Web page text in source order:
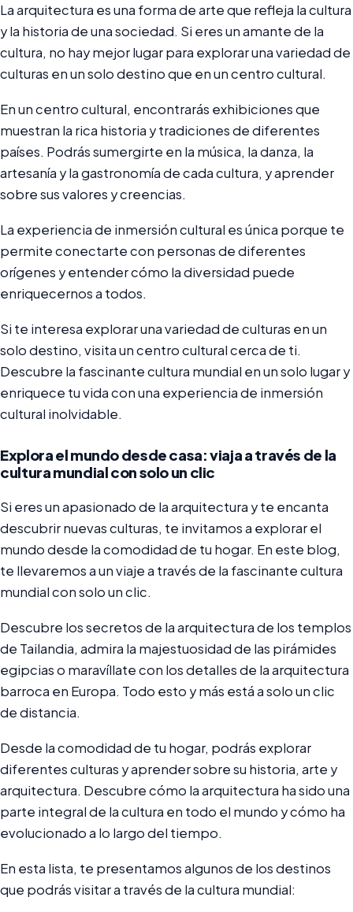
La arquitectura es una forma de arte que refleja la cultura
y la historia de una sociedad. Si eres un amante de la
cultura, no hay mejor lugar para explorar una variedad de
culturas en un solo destino que en un centro cultural.
En un centro cultural, encontrarás exhibiciones que
muestran la rica historia y tradiciones de diferentes
países. Podrás sumergirte en la música, la danza, la
artesanía y la gastronomía de cada cultura, y aprender
sobre sus valores y creencias.
La experiencia de inmersión cultural es única porque te
permite conectarte con personas de diferentes
orígenes y entender cómo la diversidad puede
enriquecernos a todos.
Si te interesa explorar una variedad de culturas en un
solo destino, visita un centro cultural cerca de ti.
Descubre la fascinante cultura mundial en un solo lugar y
enriquece tu vida con una experiencia de inmersión
cultural inolvidable.
Explora el mundo desde casa: viaja a través de la
cultura mundial con solo un clic
Si eres un apasionado de la arquitectura y te encanta
descubrir nuevas culturas, te invitamos a explorar el
mundo desde la comodidad de tu hogar. En este blog,
te llevaremos a un viaje a través de la fascinante cultura
mundial con solo un clic.
Descubre los secretos de la arquitectura de los templos
de Tailandia, admira la majestuosidad de las pirámides
egipcias o maravíllate con los detalles de la arquitectura
barroca en Europa. Todo esto y más está a solo un clic
de distancia.
Desde la comodidad de tu hogar, podrás explorar
diferentes culturas y aprender sobre su historia, arte y
arquitectura. Descubre cómo la arquitectura ha sido una
parte integral de la cultura en todo el mundo y cómo ha
evolucionado a lo largo del tiempo.
En esta lista, te presentamos algunos de los destinos
que podrás visitar a través de la cultura mundial: